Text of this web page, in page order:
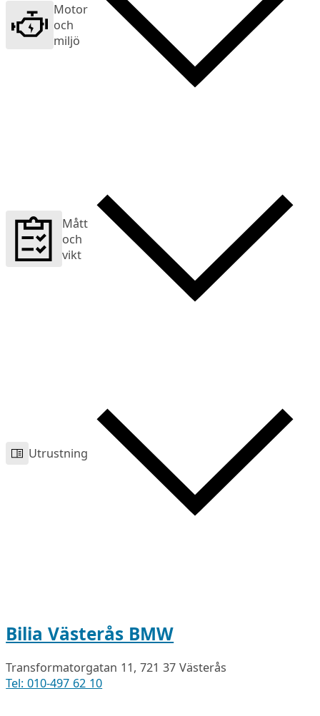
Motor
och
miljö
Mått
och
vikt
Utrustning
Bilia Västerås BMW
Transformatorgatan 11, 721 37 Västerås
Tel: 010-497 62 10